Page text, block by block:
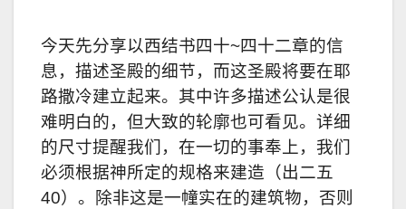
今天先分享以西结书四十~四十二章的信
息，描述圣殿的细节，而这圣殿将要在耶
路撒冷建立起来。其中许多描述公认是很
难明白的，但大致的轮廓也可看见。详细
的尺寸提醒我们，在一切的事奉上，我们
必须根据神所定的规格来建造（出二五
40）。除非这是一幢实在的建筑物，否则